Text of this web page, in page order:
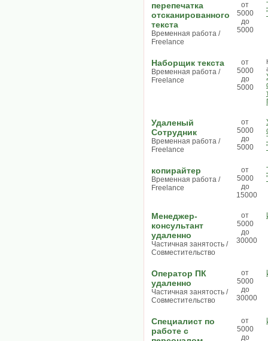
перепечатка
отсканированного
текста
Временная работа /
Freelance
от
5000
до
5000
Наборщик текста
Временная работа /
Freelance
от
5000
до
5000
Удаленый
Сотрудник
Временная работа /
Freelance
от
5000
до
5000
копирайтер
Временная работа /
Freelance
от
5000
до
15000
Менеджер-
консультант
удаленно
Частичная занятость /
Совместительство
от
5000
до
30000
Oператор ПК
удаленно
Частичная занятость /
Совместительство
от
5000
до
30000
Специaлист пo
рaбoте с
от
5000
до